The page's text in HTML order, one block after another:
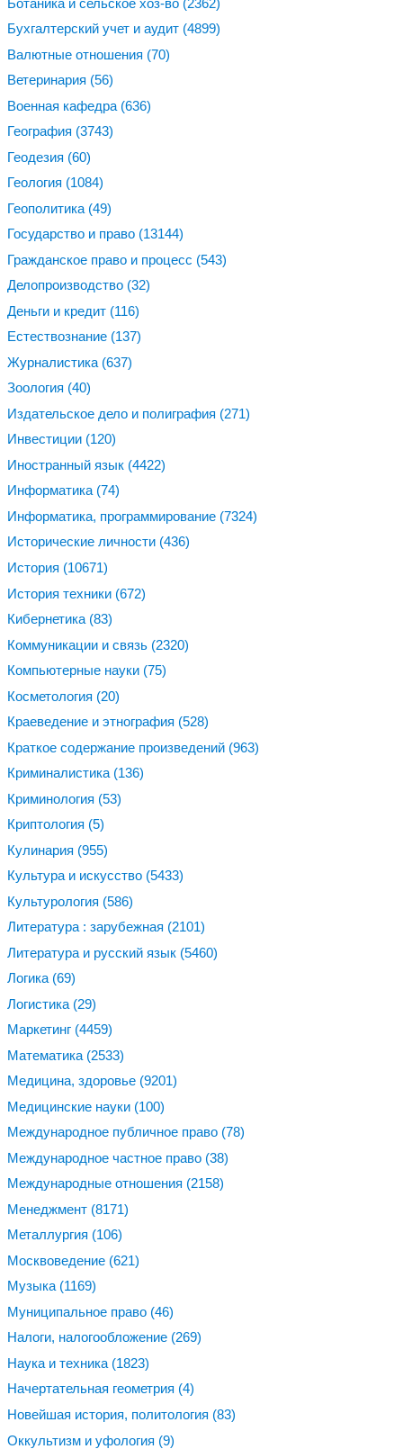
Бухгалтерский учет и аудит (4899)
Валютные отношения (70)
Ветеринария (56)
Военная кафедра (636)
География (3743)
Геодезия (60)
Геология (1084)
Геополитика (49)
Государство и право (13144)
Гражданское право и процесс (543)
Делопроизводство (32)
Деньги и кредит (116)
Естествознание (137)
Журналистика (637)
Зоология (40)
Издательское дело и полиграфия (271)
Инвестиции (120)
Иностранный язык (4422)
Информатика (74)
Информатика, программирование (7324)
Исторические личности (436)
История (10671)
История техники (672)
Кибернетика (83)
Коммуникации и связь (2320)
Компьютерные науки (75)
Косметология (20)
Краеведение и этнография (528)
Краткое содержание произведений (963)
Криминалистика (136)
Криминология (53)
Криптология (5)
Кулинария (955)
Культура и искусство (5433)
Культурология (586)
Литература : зарубежная (2101)
Литература и русский язык (5460)
Логика (69)
Логистика (29)
Маркетинг (4459)
Математика (2533)
Медицина, здоровье (9201)
Медицинские науки (100)
Международное публичное право (78)
Международное частное право (38)
Международные отношения (2158)
Менеджмент (8171)
Металлургия (106)
Москвоведение (621)
Музыка (1169)
Муниципальное право (46)
Налоги, налогообложение (269)
Наука и техника (1823)
Начертательная геометрия (4)
Новейшая история, политология (83)
Оккультизм и уфология (9)